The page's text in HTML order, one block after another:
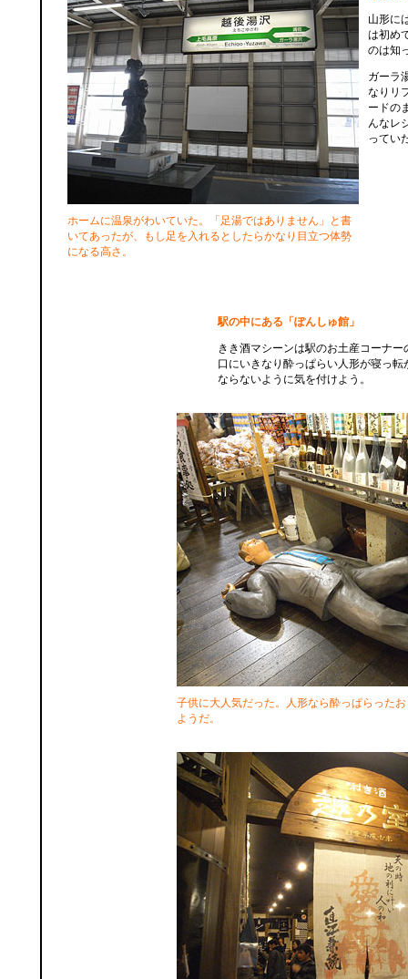
ホームに温泉がわいていた。「足湯ではありません」と書
いてあったが、もし足を入れるとしたらかなり目立つ体勢
になる高さ。
山形に
は初め
のは知
ガーラ
なりリ
ードの
んなレ
ってい
駅の中にある「ぽんしゅ館」
きき酒マシーンは駅のお土産コーナー
口にいきなり酔っぱらい人形が寝っ転
ならないように気を付けよう。
子供に大人気だった。人形なら酔っぱらった
ようだ。